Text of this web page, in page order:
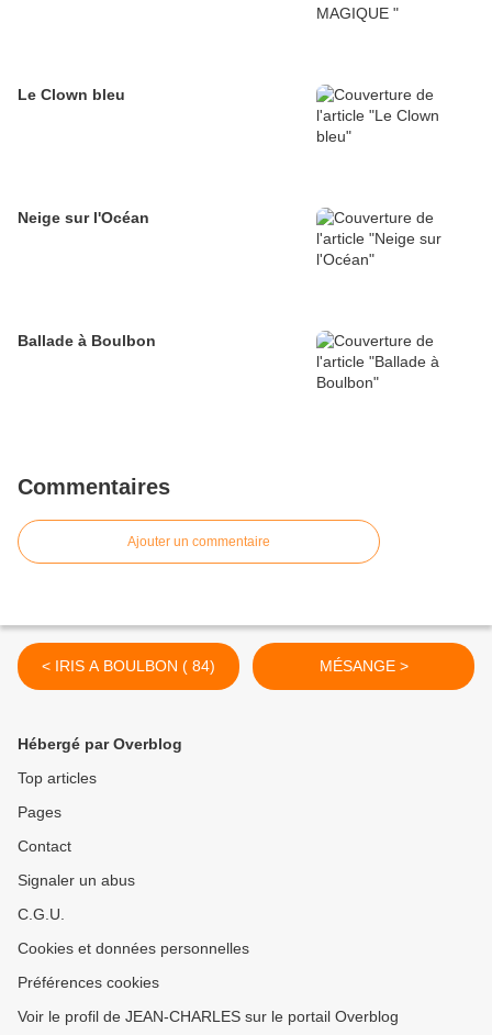
Le Clown bleu
Neige sur l'Océan
Ballade à Boulbon
Commentaires
Ajouter un commentaire
< IRIS A BOULBON ( 84) MÉSANGE >
Hébergé par Overblog
Top articles
Pages
Contact
Signaler un abus
C.G.U.
Cookies et données personnelles
Préférences cookies
Voir le profil de JEAN-CHARLES sur le portail Overblog